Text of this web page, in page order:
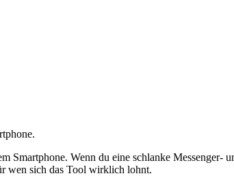
Wenn du eine schlanke Messenger-
wen sich das Tool wirklich lohnt.